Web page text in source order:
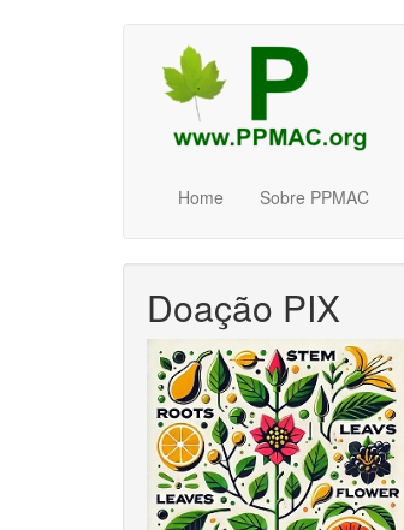
Home Sobre PPMAC
Doação PIX